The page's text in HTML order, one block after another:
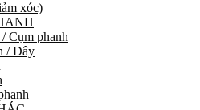
xóc)
Cụm phanh
/ Dây